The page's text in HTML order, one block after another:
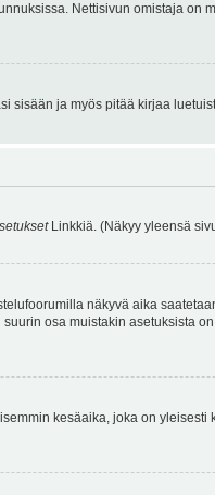
Nettisivun omistaja
sisään ja myös pitää kirjaa
Linkkiä. (Näkyy yleensä
näkyvä aika
osa muistakin asetuksista
kesäaika, joka on